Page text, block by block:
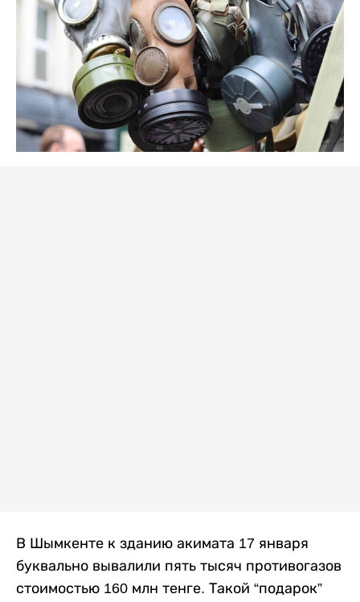
В Шымкенте к зданию акимата 17 января
буквально вывалили пять тысяч противогазов
стоимостью 160 млн тенге. Такой “подарок”